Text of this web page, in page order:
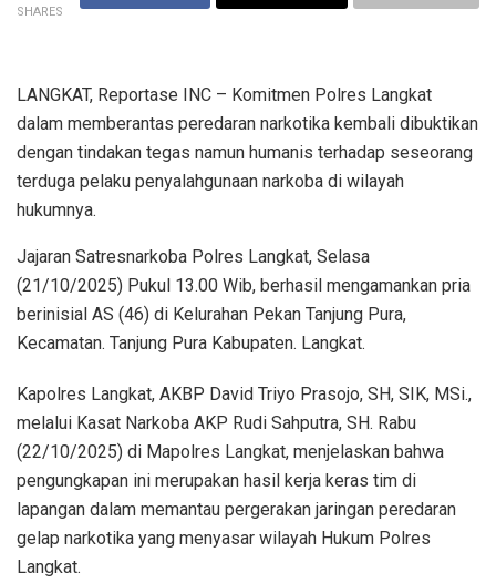
SHARES
LANGKAT, Reportase INC – Komitmen Polres Langkat
dalam memberantas peredaran narkotika kembali dibuktikan
dengan tindakan tegas namun humanis terhadap seseorang
terduga pelaku penyalahgunaan narkoba di wilayah
hukumnya.
Jajaran Satresnarkoba Polres Langkat, Selasa
(21/10/2025) Pukul 13.00 Wib, berhasil mengamankan pria
berinisial AS (46) di Kelurahan Pekan Tanjung Pura,
Kecamatan. Tanjung Pura Kabupaten. Langkat.
Kapolres Langkat, AKBP David Triyo Prasojo, SH, SIK, MSi.,
melalui Kasat Narkoba AKP Rudi Sahputra, SH. Rabu
(22/10/2025) di Mapolres Langkat, menjelaskan bahwa
pengungkapan ini merupakan hasil kerja keras tim di
lapangan dalam memantau pergerakan jaringan peredaran
gelap narkotika yang menyasar wilayah Hukum Polres
Langkat.